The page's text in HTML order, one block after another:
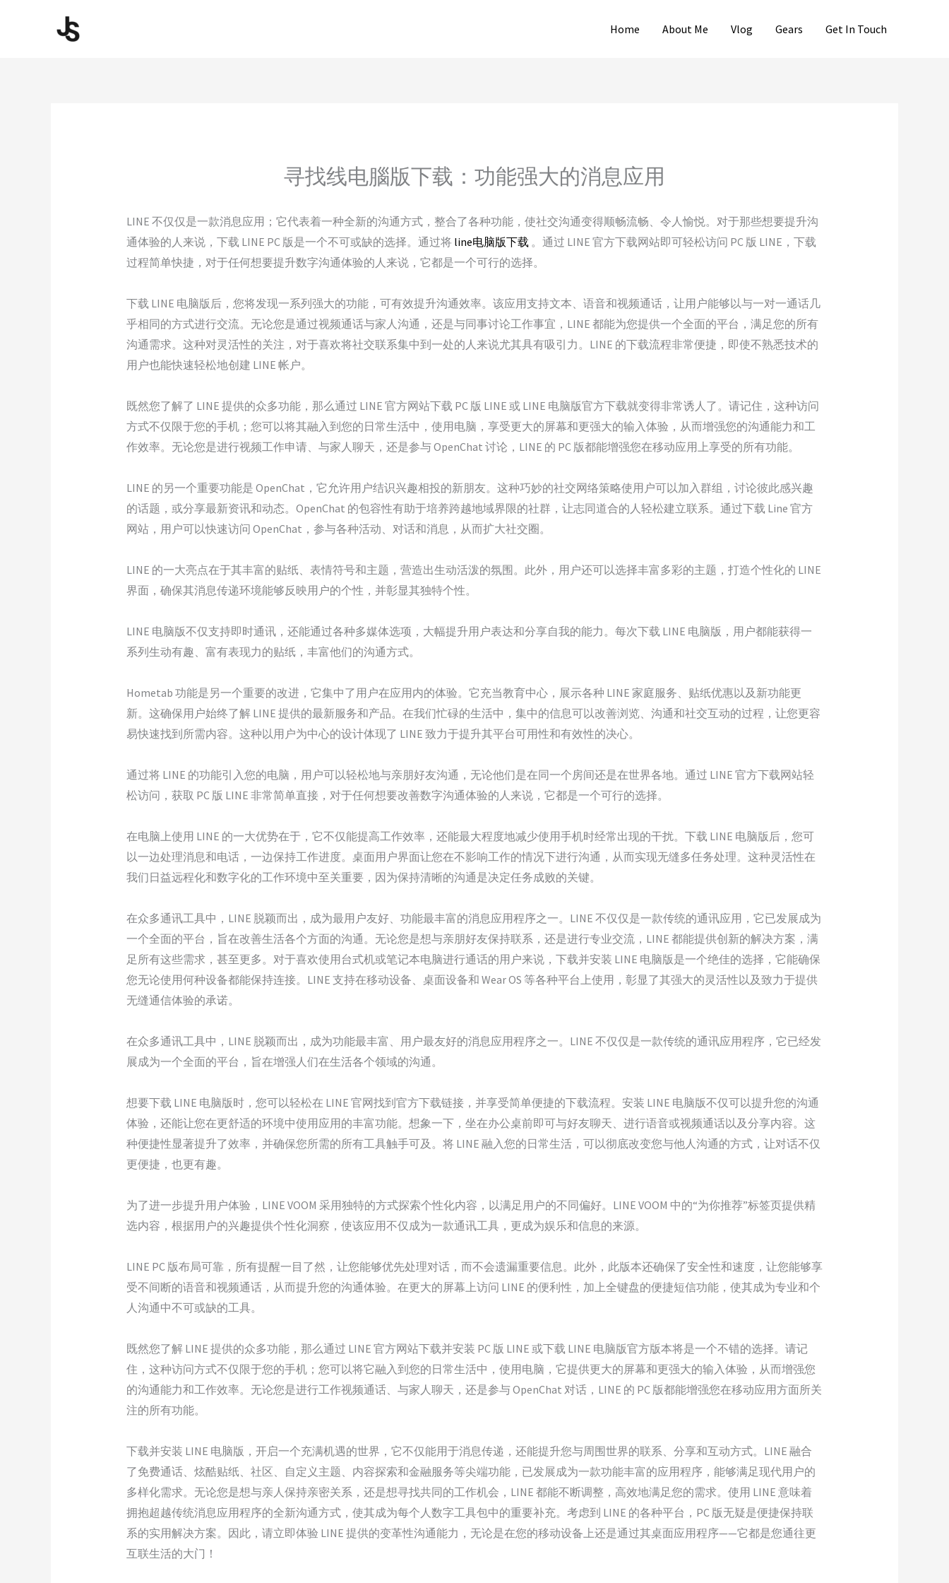
Home About Me Vlog Gears Get In Touch
寻找线电腦版下载：功能强大的消息应用
LINE 不仅仅是一款消息应用；它代表着一种全新的沟通方式，整合了各种功能，使社交沟通变得顺畅流畅、令人愉悦。对于那些想要提升沟
通体验的人来说，下载 LINE PC 版是一个不可或缺的选择。通过将 line电脑版下载。通过 LINE 官方下载网站即可轻松访问 PC 版 LINE，下载
过程简单快捷，对于任何想要提升数字沟通体验的人来说，它都是一个可行的选择。
下载 LINE 电脑版后，您将发现一系列强大的功能，可有效提升沟通效率。该应用支持文本、语音和视频通话，让用户能够以与一对一通话几
乎相同的方式进行交流。无论您是通过视频通话与家人沟通，还是与同事讨论工作事宜，LINE 都能为您提供一个全面的平台，满足您的所有
沟通需求。这种对灵活性的关注，对于喜欢将社交联系集中到一处的人来说尤其具有吸引力。LINE 的下载流程非常便捷，即使不熟悉技术的
用户也能快速轻松地创建 LINE 帐户。
既然您了解了 LINE 提供的众多功能，那么通过 LINE 官方网站下载 PC 版 LINE 或 LINE 电脑版官方下载就变得非常诱人了。请记住，这种访问
方式不仅限于您的手机；您可以将其融入到您的日常生活中，使用电脑，享受更大的屏幕和更强大的输入体验，从而增强您的沟通能力和工
作效率。无论您是进行视频工作申请、与家人聊天，还是参与 OpenChat 讨论，LINE 的 PC 版都能增强您在移动应用上享受的所有功能。
LINE 的另一个重要功能是 OpenChat，它允许用户结识兴趣相投的新朋友。这种巧妙的社交网络策略使用户可以加入群组，讨论彼此感兴趣
的话题，或分享最新资讯和动态。OpenChat 的包容性有助于培养跨越地域界限的社群，让志同道合的人轻松建立联系。通过下载 Line 官方
网站，用户可以快速访问 OpenChat，参与各种活动、对话和消息，从而扩大社交圈。
LINE 的一大亮点在于其丰富的贴纸、表情符号和主题，营造出生动活泼的氛围。此外，用户还可以选择丰富多彩的主题，打造个性化的 LINE
界面，确保其消息传递环境能够反映用户的个性，并彰显其独特个性。
LINE 电脑版不仅支持即时通讯，还能通过各种多媒体选项，大幅提升用户表达和分享自我的能力。每次下载 LINE 电脑版，用户都能获得一
系列生动有趣、富有表现力的贴纸，丰富他们的沟通方式。
Hometab 功能是另一个重要的改进，它集中了用户在应用内的体验。它充当教育中心，展示各种 LINE 家庭服务、贴纸优惠以及新功能更
新。这确保用户始终了解 LINE 提供的最新服务和产品。在我们忙碌的生活中，集中的信息可以改善浏览、沟通和社交互动的过程，让您更容
易快速找到所需内容。这种以用户为中心的设计体现了 LINE 致力于提升其平台可用性和有效性的决心。
通过将 LINE 的功能引入您的电脑，用户可以轻松地与亲朋好友沟通，无论他们是在同一个房间还是在世界各地。通过 LINE 官方下载网站轻
松访问，获取 PC 版 LINE 非常简单直接，对于任何想要改善数字沟通体验的人来说，它都是一个可行的选择。
在电脑上使用 LINE 的一大优势在于，它不仅能提高工作效率，还能最大程度地减少使用手机时经常出现的干扰。下载 LINE 电脑版后，您可
以一边处理消息和电话，一边保持工作进度。桌面用户界面让您在不影响工作的情况下进行沟通，从而实现无缝多任务处理。这种灵活性在
我们日益远程化和数字化的工作环境中至关重要，因为保持清晰的沟通是决定任务成败的关键。
在众多通讯工具中，LINE 脱颖而出，成为最用户友好、功能最丰富的消息应用程序之一。LINE 不仅仅是一款传统的通讯应用，它已发展成为
一个全面的平台，旨在改善生活各个方面的沟通。无论您是想与亲朋好友保持联系，还是进行专业交流，LINE 都能提供创新的解决方案，满
足所有这些需求，甚至更多。对于喜欢使用台式机或笔记本电脑进行通话的用户来说，下载并安装 LINE 电脑版是一个绝佳的选择，它能确保
您无论使用何种设备都能保持连接。LINE 支持在移动设备、桌面设备和 Wear OS 等各种平台上使用，彰显了其强大的灵活性以及致力于提供
无缝通信体验的承诺。
在众多通讯工具中，LINE 脱颖而出，成为功能最丰富、用户最友好的消息应用程序之一。LINE 不仅仅是一款传统的通讯应用程序，它已经发
展成为一个全面的平台，旨在增强人们在生活各个领域的沟通。
想要下载 LINE 电脑版时，您可以轻松在 LINE 官网找到官方下载链接，并享受简单便捷的下载流程。安装 LINE 电脑版不仅可以提升您的沟通
体验，还能让您在更舒适的环境中使用应用的丰富功能。想象一下，坐在办公桌前即可与好友聊天、进行语音或视频通话以及分享内容。这
种便捷性显著提升了效率，并确保您所需的所有工具触手可及。将 LINE 融入您的日常生活，可以彻底改变您与他人沟通的方式，让对话不仅
更便捷，也更有趣。
为了进一步提升用户体验，LINE VOOM 采用独特的方式探索个性化内容，以满足用户的不同偏好。LINE VOOM 中的“为你推荐”标签页提供精
选内容，根据用户的兴趣提供个性化洞察，使该应用不仅成为一款通讯工具，更成为娱乐和信息的来源。
LINE PC 版布局可靠，所有提醒一目了然，让您能够优先处理对话，而不会遗漏重要信息。此外，此版本还确保了安全性和速度，让您能够享
受不间断的语音和视频通话，从而提升您的沟通体验。在更大的屏幕上访问 LINE 的便利性，加上全键盘的便捷短信功能，使其成为专业和个
人沟通中不可或缺的工具。
既然您了解 LINE 提供的众多功能，那么通过 LINE 官方网站下载并安装 PC 版 LINE 或下载 LINE 电脑版官方版本将是一个不错的选择。请记
住，这种访问方式不仅限于您的手机；您可以将它融入到您的日常生活中，使用电脑，它提供更大的屏幕和更强大的输入体验，从而增强您
的沟通能力和工作效率。无论您是进行工作视频通话、与家人聊天，还是参与 OpenChat 对话，LINE 的 PC 版都能增强您在移动应用方面所关
注的所有功能。
下载并安装 LINE 电脑版，开启一个充满机遇的世界，它不仅能用于消息传递，还能提升您与周围世界的联系、分享和互动方式。LINE 融合
了免费通话、炫酷贴纸、社区、自定义主题、内容探索和金融服务等尖端功能，已发展成为一款功能丰富的应用程序，能够满足现代用户的
多样化需求。无论您是想与亲人保持亲密关系，还是想寻找共同的工作机会，LINE 都能不断调整，高效地满足您的需求。使用 LINE 意味着
拥抱超越传统消息应用程序的全新沟通方式，使其成为每个人数字工具包中的重要补充。考虑到 LINE 的各种平台，PC 版无疑是便捷保持联
系的实用解决方案。因此，请立即体验 LINE 提供的变革性沟通能力，无论是在您的移动设备上还是通过其桌面应用程序——它都是您通往更
互联生活的大门！